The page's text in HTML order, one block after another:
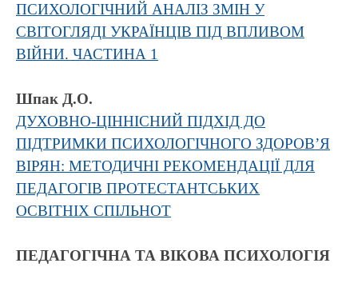
ПСИХОЛОГІЧНИЙ АНАЛІЗ ЗМІН У
СВІТОГЛЯДІ УКРАЇНЦІВ ПІД ВПЛИВОМ
ВІЙНИ. ЧАСТИНА 1
Шпак Д.О.
ДУХОВНО-ЦІННІСНИЙ ПІДХІД ДО
ПІДТРИМКИ ПСИХОЛОГІЧНОГО ЗДОРОВ’Я
ВІРЯН: МЕТОДИЧНІ РЕКОМЕНДАЦІЇ ДЛЯ
ПЕДАГОГІВ ПРОТЕСТАНТСЬКИХ
ОСВІТНІХ СПІЛЬНОТ
ПЕДАГОГІЧНА ТА ВІКОВА ПСИХОЛОГІЯ